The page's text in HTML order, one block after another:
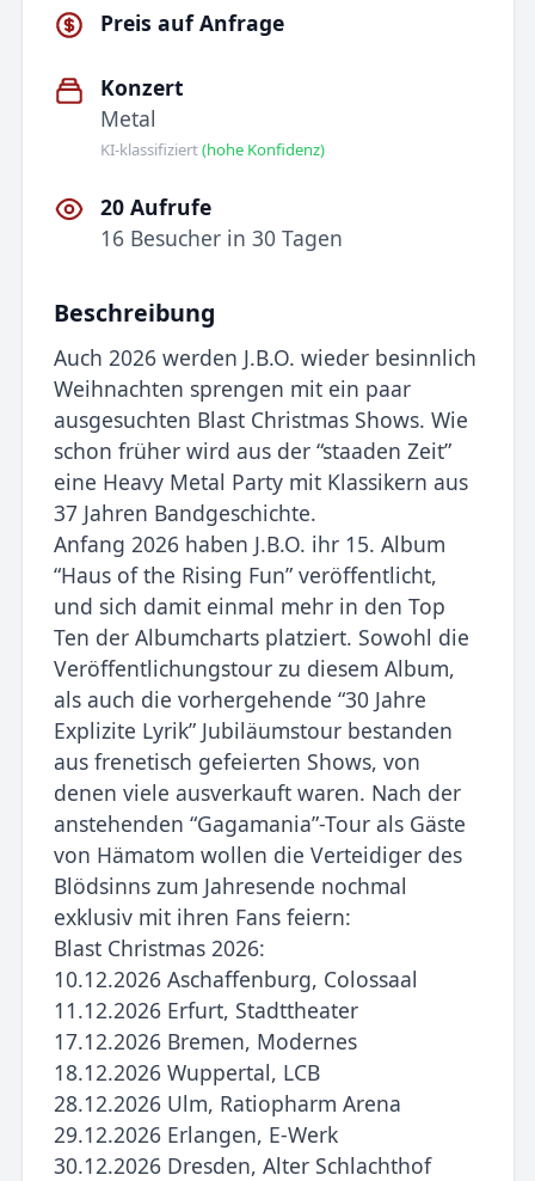
Preis auf Anfrage
Konzert
Metal
KI-klassifiziert(hohe Konfidenz)
20 Aufrufe
16 Besucher in 30 Tagen
Beschreibung
Auch 2026 werden J.B.O. wieder besinnlich
Weihnachten sprengen mit ein paar
ausgesuchten Blast Christmas Shows. Wie
schon früher wird aus der “staaden Zeit”
eine Heavy Metal Party mit Klassikern aus
37 Jahren Bandgeschichte.
Anfang 2026 haben J.B.O. ihr 15. Album
“Haus of the Rising Fun” veröffentlicht,
und sich damit einmal mehr in den Top
Ten der Albumcharts platziert. Sowohl die
Veröffentlichungstour zu diesem Album,
als auch die vorhergehende “30 Jahre
Explizite Lyrik” Jubiläumstour bestanden
aus frenetisch gefeierten Shows, von
denen viele ausverkauft waren. Nach der
anstehenden “Gagamania”-Tour als Gäste
von Hämatom wollen die Verteidiger des
Blödsinns zum Jahresende nochmal
exklusiv mit ihren Fans feiern:
Blast Christmas 2026:
10.12.2026 Aschaffenburg, Colossaal
11.12.2026 Erfurt, Stadttheater
17.12.2026 Bremen, Modernes
18.12.2026 Wuppertal, LCB
28.12.2026 Ulm, Ratiopharm Arena
29.12.2026 Erlangen, E-Werk
30.12.2026 Dresden, Alter Schlachthof